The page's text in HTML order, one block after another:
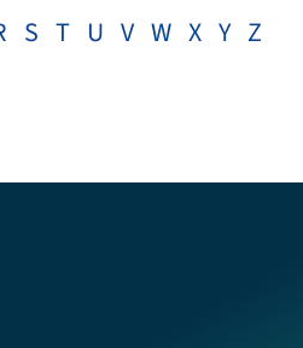
S T U V W X Y Z